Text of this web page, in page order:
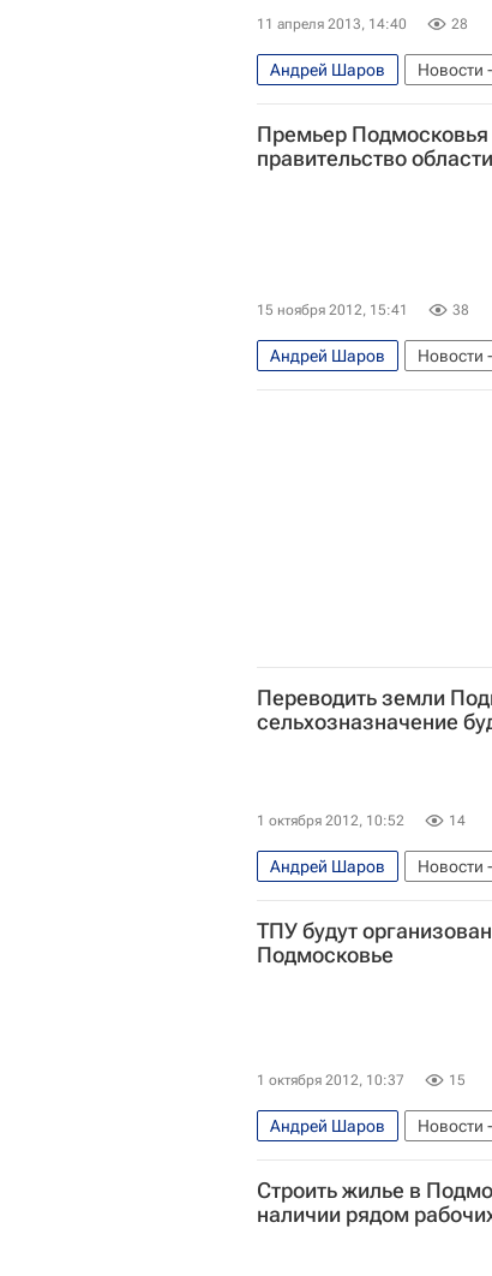
11 апреля 2013, 14:40 28
Андрей Шаров Новости
Россия
Премьер
правительство области
15 ноября 2012, 15:41 38
Андрей Шаров Новости
Московская область
Переводить земли
сельхозназначение
1 октября 2012, 10:52 14
Андрей Шаров Новости
Московская область
ТПУ будут
Подмосковье
1 октября 2012, 10:37 15
Андрей Шаров Новости
Земельные участки
Строить жилье в
наличии рядом